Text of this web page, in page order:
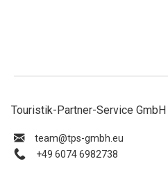
Touristik-Partner-Service GmbH
ue.hbmg-spt@maet
+49 6074 6982738